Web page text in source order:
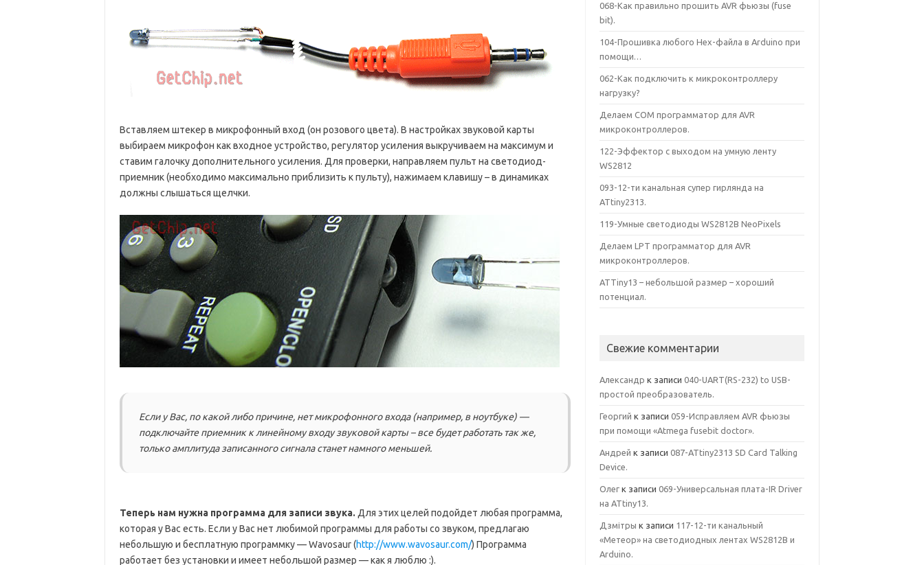
Вставляем штекер в микрофонный вход (он розового цвета). В настройках звуковой карты
выбираем микрофон как входное устройство, регулятор усиления выкручиваем на максимум и
ставим галочку дополнительного усиления. Для проверки, направляем пульт на светодиод-
приемник (необходимо максимально приблизить к пульту), нажимаем клавишу – в динамиках
должны слышаться щелчки.
Если у Вас, по какой либо причине, нет микрофонного входа (например, в ноутбуке) —
подключайте приемник к линейному входу звуковой карты – все будет работать так же,
только амплитуда записанного сигнала станет намного меньшей.
Теперь нам нужна программа для записи звука. Для этих целей подойдет любая программа,
которая у Вас есть. Если у Вас нет любимой программы для работы со звуком, предлагаю
небольшую и бесплатную программку — Wavosaur (http://www.wavosaur.com/) Программа
работает без установки и имеет небольшой размер — как я люблю :).
068-Как правильно прошить AVR фьюзы (fuse
bit).
104-Прошивка любого Hex-файла в Arduino при
помощи…
062-Как подключить к микроконтроллеру
нагрузку?
Делаем COM программатор для AVR
микроконтроллеров.
122-Эффектор с выходом на умную ленту
WS2812
093-12-ти канальная супер гирлянда на
ATtiny2313.
119-Умные светодиоды WS2812B NeoPixels
Делаем LPT программатор для AVR
микроконтроллеров.
ATTiny13 – небольшой размер – хороший
потенциал.
Свежие комментарии
Александр к записи040-UART(RS-232) to USB-
простой преобразователь.
Георгий к записи059-Исправляем AVR фьюзы
при помощи «Atmega fusebit doctor».
Андрей к записи087-ATtiny2313 SD Card Talking
Device.
Олег к записи069-Универсальная плата-IR Driver
на ATtiny13.
Дзмітры к записи 117-12-ти канальный
«Метеор» на светодиодных лентах WS2812B и
Arduino.